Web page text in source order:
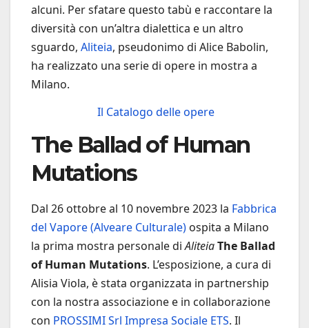
alcuni. Per sfatare questo tabù e raccontare la
diversità con un’altra dialettica e un altro
sguardo, Aliteia, pseudonimo di Alice Babolin,
ha realizzato una serie di opere in mostra a
Milano.
Il Catalogo delle opere
The Ballad of Human
Mutations
Dal 26 ottobre al 10 novembre 2023 la Fabbrica
del Vapore (Alveare Culturale) ospita a Milano
la prima mostra personale diAliteiaThe Ballad
of Human Mutations. L’esposizione, a cura di
Alisia Viola, è stata organizzata in partnership
con la nostra associazione e in collaborazione
con PROSSIMI Srl Impresa Sociale ETS. Il